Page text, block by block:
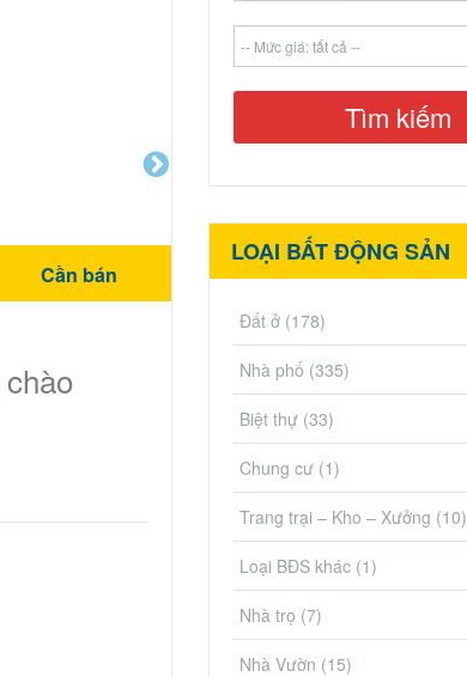
Cần bán
LOẠI BẤT ĐỘNG SẢN
Đất ở (178)
Nhà phố (335)
Biệt thự (33)
Chung cư (1)
Trang trại – Kho – Xưởng (10)
Loại BĐS khác (1)
Nhà trọ (7)
Nhà Vườn (15)